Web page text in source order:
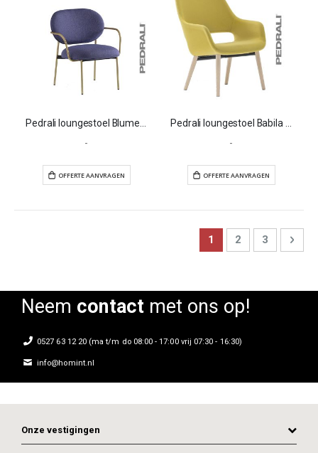
OFFERTE AANVRAGEN
Pedrali loungestoel Blume 2959
-
Pedrali loungestoel Babila Comfort 2759
-
Page
You're currently
1 Page
2 Page
3 Page
Next
Neem contactmet ons op!
0527 63 12 20 (ma t/m do 08:00 - 17:00 vrij 07:30 - 16:30)
info@homint.nl
Onze vestigingen